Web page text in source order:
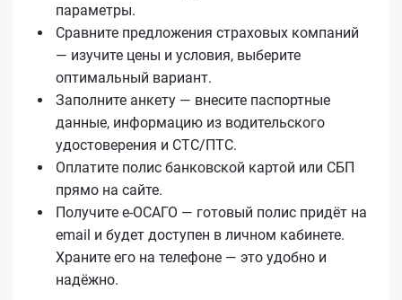
параметры.
Сравните предложения страховых компаний
— изучите цены и условия, выберите
оптимальный вариант.
Заполните анкету — внесите паспортные
данные, информацию из водительского
удостоверения и СТС/ПТС.
Оплатите полис банковской картой или СБП
прямо на сайте.
Получите е‑ОСАГО — готовый полис придёт на
email и будет доступен в личном кабинете.
Храните его на телефоне — это удобно и
надёжно.